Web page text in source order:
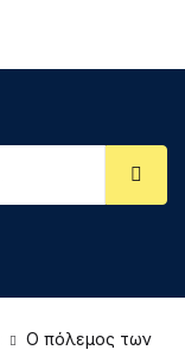
Ο πόλεμος των